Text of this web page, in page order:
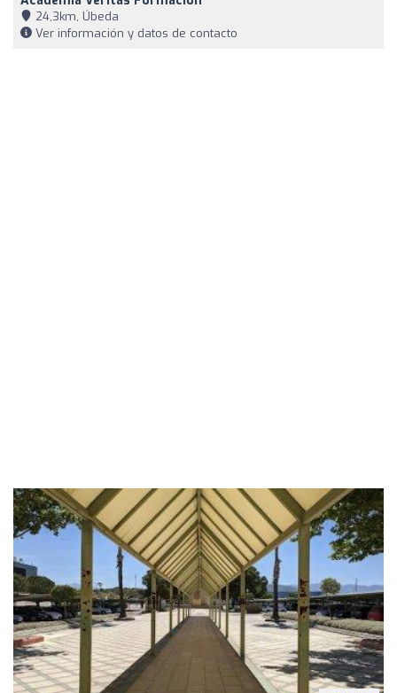
24,3km, Úbeda
Ver información y datos de contacto